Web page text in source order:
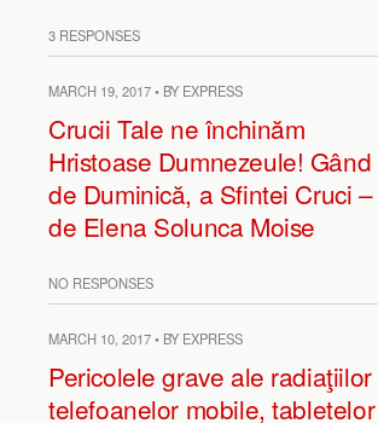
3 RESPONSES
MARCH 19, 2017 • BY EXPRESS
Crucii Tale ne închinăm
Hristoase Dumnezeule! Gând
de Duminică, a Sfintei Cruci –
de Elena Solunca Moise
NO RESPONSES
MARCH 10, 2017 • BY EXPRESS
Pericolele grave ale radiaţiilor
telefoanelor mobile,